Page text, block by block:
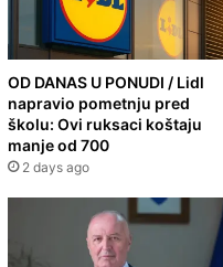
OD DANAS U PONUDI / Lidl
napravio pometnju pred
školu: Ovi ruksaci koštaju
manje od 700
2 days ago